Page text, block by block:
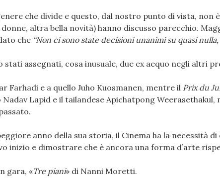
che divide e questo, dal nostro punto di vista, non
altra bella novità) hanno discusso parecchio.
che “Non ci sono state decisioni unanimi su quasi nulla,
assegnati, cosa inusuale, due ex aequo negli altri
Farhadi e a quello Juho Kuosmanen, mentre il Prix du
Lapid e il tailandese Apichatpong
anno della sua storia, il Cinema ha la necessità
inizio e dimostrare che è ancora una forma d’arte
gara, «Tre piani» di Nanni Moretti.